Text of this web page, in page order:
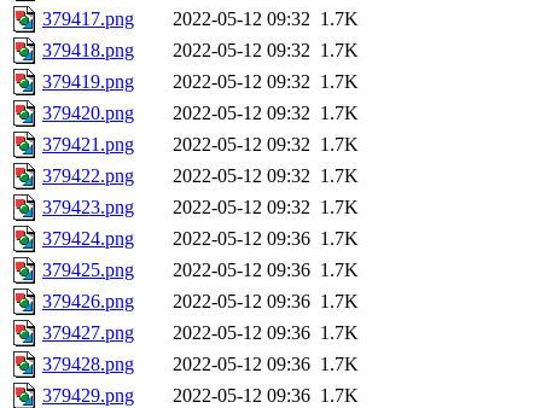
379417.png
2022-05-12 09:32 1.7K
379418.png
2022-05-12 09:32 1.7K
379419.png
2022-05-12 09:32 1.7K
379420.png
2022-05-12 09:32 1.7K
379421.png
2022-05-12 09:32 1.7K
379422.png
2022-05-12 09:32 1.7K
379423.png
2022-05-12 09:32 1.7K
379424.png
2022-05-12 09:36 1.7K
379425.png
2022-05-12 09:36 1.7K
379426.png
2022-05-12 09:36 1.7K
379427.png
2022-05-12 09:36 1.7K
379428.png
2022-05-12 09:36 1.7K
379429.png
2022-05-12 09:36 1.7K